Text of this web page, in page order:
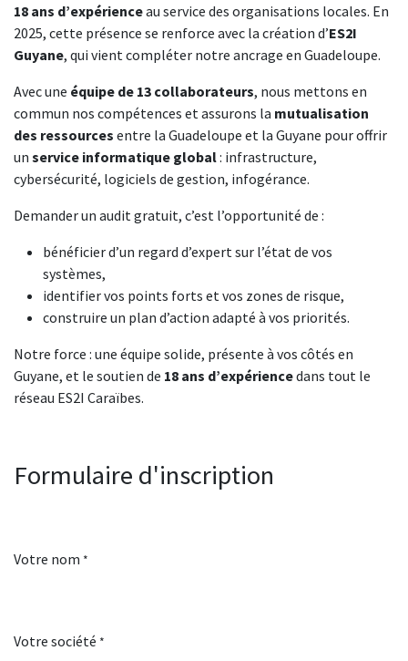
18 ans d’expérienceau service des organisations locales. En
2025, cette présence se renforce avec la création d’ES2I
Guyane, qui vient compléter notre ancrage en Guadeloupe.
Avec une équipe de 13 collaborateurs, nous mettons en
commun nos compétences et assurons la mutualisation
des ressources entre la Guadeloupe et la Guyane pour offrir
un service informatique global: infrastructure,
cybersécurité, logiciels de gestion, infogérance.
Demander un audit gratuit, c’est l’opportunité de :
bénéficier d’un regard d’expert sur l’état de vos
systèmes,
identifier vos points forts et vos zones de risque,
construire un plan d’action adapté à vos priorités.
Notre force : une équipe solide, présente à vos côtés en
Guyane, et le soutien de 18 ans d’expériencedans tout le
réseau ES2I Caraïbes.
Formulaire d'inscription
Votre nom *
Votre société *